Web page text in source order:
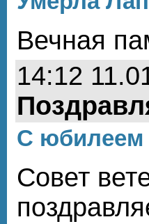
Вечная
14:12
С юбилеем
Совет